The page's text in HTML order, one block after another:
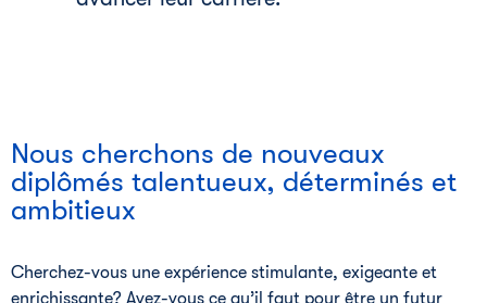
Nous cherchons de nouveaux
diplômés talentueux, déterminés et
ambitieux
Cherchez-vous une expérience stimulante, exigeante et
enrichissante? Avez-vous ce qu’il faut pour être un futur